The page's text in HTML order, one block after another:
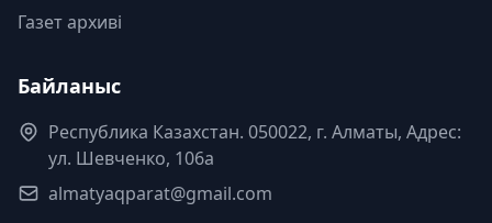
Газет архиві
Байланыс
Республика Казахстан. 050022, г. Алматы, Адрес:
ул. Шевченко, 106а
almatyaqparat@gmail.com